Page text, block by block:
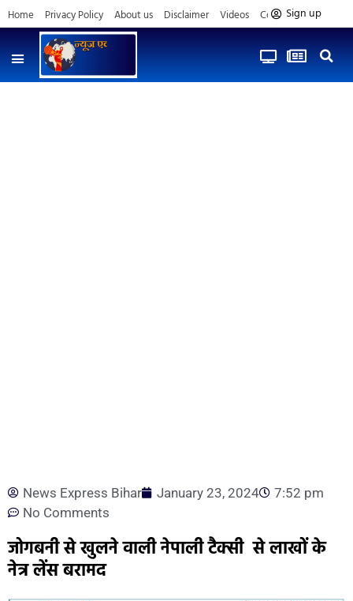
Home Privacy Policy About us Disclaimer Videos Contact us
Sign up
News Express Bihar January 23, 2024
7:52 pm
No Comments
जोगबनी से खुलने वाली नेपाली टैक्सी से लाखों के
नेत्र लेंस बरामद